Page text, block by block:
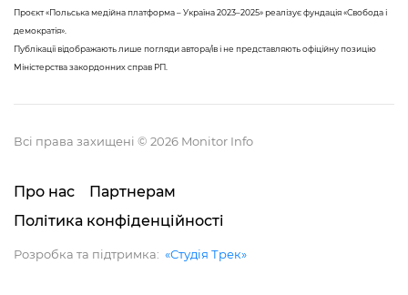
Проєкт «Польська медійна платформа – Україна 2023–2025» реалізує фундація «Свобода і
демократія».
Публікації відображають лише погляди автора/ів і не представляють офіційну позицію
Міністерства закордонних справ РП.
Всі права захищені © 2026 Monitor Info
Про нас
Партнерам
Політика конфіденційності
Розробка та підтримка: «Студія Трек»